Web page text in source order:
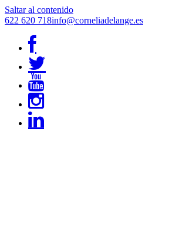
Saltar al contenido
622 620 718info@corneliadelange.es